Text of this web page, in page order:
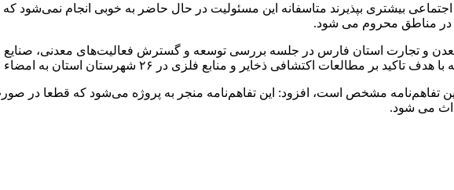
اجتماعی بیشتری بپذیرند متاسفانه این مسئولیت در حال حاضر به خوبی انجام
در مناطق محروم می شود.
و تجارت استان فارس در جلسه بررسی توسعه و گسترش فعالیت‌های معدنی، صنایع
مطالعات اکتشافی ذخایر و منابع فلزی در ۲۶ شهرستان استان به امضاء رسید.
این تفاهم‌نامه مشخص است، افزود: این تفاهم‌نامه منجر به پروژه می‌شود که
می شود.